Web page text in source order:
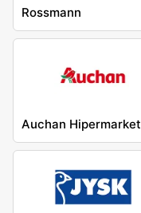
Rossmann
Auchan Hipermarket